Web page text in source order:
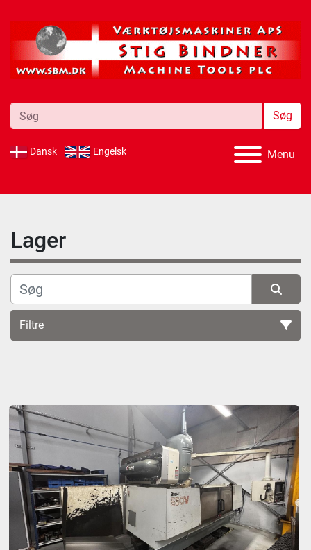
Søg
Dansk Engelsk Menu
Lager
Filtre
Sortér efter